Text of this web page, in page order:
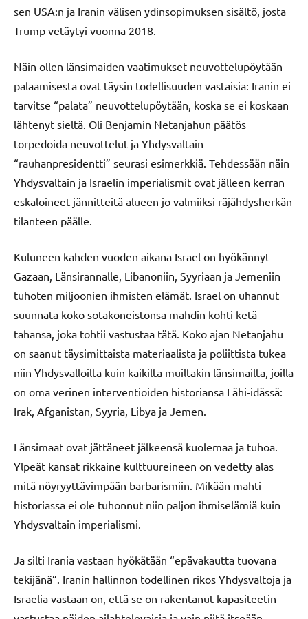
sen USA:n ja Iranin välisen ydinsopimuksen sisältö, josta
Trump vetäytyi vuonna 2018.
Näin ollen länsimaiden vaatimukset neuvottelupöytään
palaamisesta ovat täysin todellisuuden vastaisia: Iranin ei
tarvitse “palata” neuvottelupöytään, koska se ei koskaan
lähtenyt sieltä. Oli Benjamin Netanjahun päätös
torpedoida neuvottelut ja Yhdysvaltain
“rauhanpresidentti” seurasi esimerkkiä. Tehdessään näin
Yhdysvaltain ja Israelin imperialismit ovat jälleen kerran
eskaloineet jännitteitä alueen jo valmiiksi räjähdysherkän
tilanteen päälle.
Kuluneen kahden vuoden aikana Israel on hyökännyt
Gazaan, Länsirannalle, Libanoniin, Syyriaan ja Jemeniin
tuhoten miljoonien ihmisten elämät. Israel on uhannut
suunnata koko sotakoneistonsa mahdin kohti ketä
tahansa, joka tohtii vastustaa tätä. Koko ajan Netanjahu
on saanut täysimittaista materiaalista ja poliittista tukea
niin Yhdysvalloilta kuin kaikilta muiltakin länsimailta, joilla
on oma verinen interventioiden historiansa Lähi-idässä:
Irak, Afganistan, Syyria, Libya ja Jemen.
Länsimaat ovat jättäneet jälkeensä kuolemaa ja tuhoa.
Ylpeät kansat rikkaine kulttuureineen on vedetty alas
mitä nöyryyttävimpään barbarismiin. Mikään mahti
historiassa ei ole tuhonnut niin paljon ihmiselämiä kuin
Yhdysvaltain imperialismi.
Ja silti Irania vastaan hyökätään “epävakautta tuovana
tekijänä”. Iranin hallinnon todellinen rikos Yhdysvaltoja ja
Israelia vastaan on, että se on rakentanut kapasiteetin